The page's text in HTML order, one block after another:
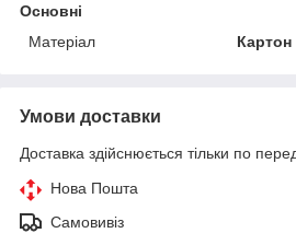
Основні
Матеріал
Картон
Умови доставки
Доставка здійснюється тільки по
Нова Пошта
Самовивіз